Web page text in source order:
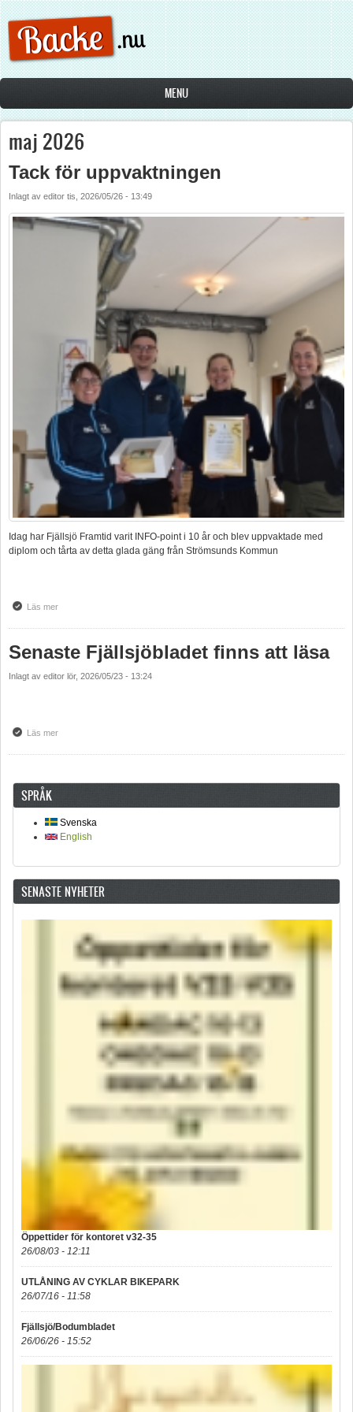
Hoppa till huvudinnehåll
MENU
maj 2026
Tack för uppvaktningen
Inlagt av editor tis, 2026/05/26 - 13:49
Idag har Fjällsjö Framtid varit INFO-point i 10 år och blev uppvaktade med
diplom och tårta av detta glada gäng från Strömsunds Kommun
Läs merom Tack för uppvaktningen
Senaste Fjällsjöbladet finns att läsa
Inlagt av editor lör, 2026/05/23 - 13:24
Läs merom Senaste Fjällsjöbladet finns att läsa
SPRÅK
Svenska
English
SENASTE NYHETER
Öppettider för kontoret v32-35
26/08/03 - 12:11
UTLÅNING AV CYKLAR BIKEPARK
26/07/16 - 11:58
Fjällsjö/Bodumbladet
26/06/26 - 15:52